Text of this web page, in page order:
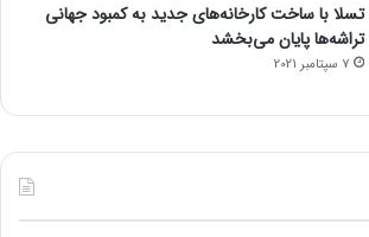
تسلا با ساخت کارخانه‌های جدید به کمبود جهانی
تراشه‌ها پایان می‌بخشد
7 سپتامبر 2021